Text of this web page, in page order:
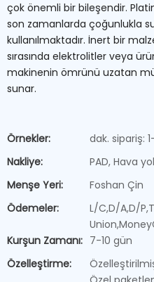
çok önemli bir bileşendir.
son zamanlarda çoğunlukla su
kullanılmaktadır. İnert bir
sırasında elektrolitler veya
makinenin ömrünü uzatan
sunar.
Örnekler:
dak. sipariş:
Nakliye:
PAD, Hava
Menşe Yeri:
Foshan Çin
Ödemeler:
L/C,D/A,D/
Kurşun Zamanı: 7-10 gün
Özelleştirme: